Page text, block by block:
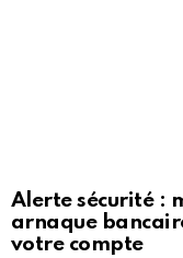
Alerte sécurité :
arnaque
votre compte